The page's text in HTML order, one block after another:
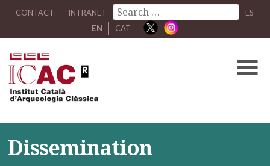
CONTACT INTRANET
ES
EN
CAT
Dissemination